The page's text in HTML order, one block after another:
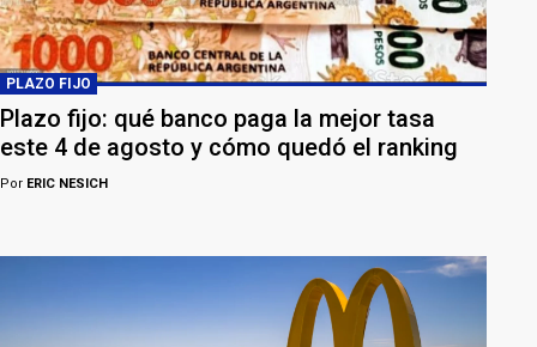
PLAZO FIJO
Plazo fijo: qué banco paga la mejor tasa
este 4 de agosto y cómo quedó el ranking
Por ERIC NESICH